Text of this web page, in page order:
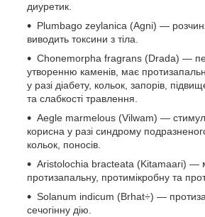
диуретик.
Plumbago zeylanica (Agni) —
виводить токсини з тіла.
Chonemorpha fragrans (Drada) —
утворенню каменів, має
у разі діабету, кольок, запорів,
та слабкості травлення.
Aegle marmelous (Vilwam) —
корисна у разі синдрому
кольок, поносів.
Aristolochia bracteata (Kitamaari) —
протизапальну, протимікробну та
Solanum indicum (Brhat÷) —
сечогінну дію.